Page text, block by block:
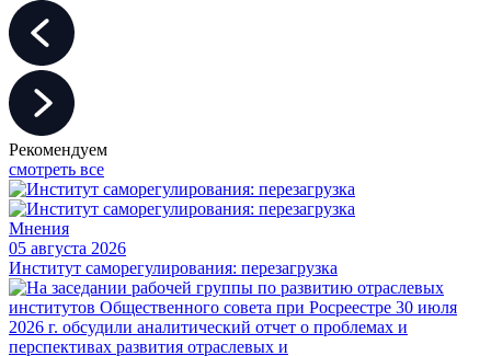
Рекомендуем
смотреть все
Мнения
05 августа 2026
Институт саморегулирования: перезагрузка